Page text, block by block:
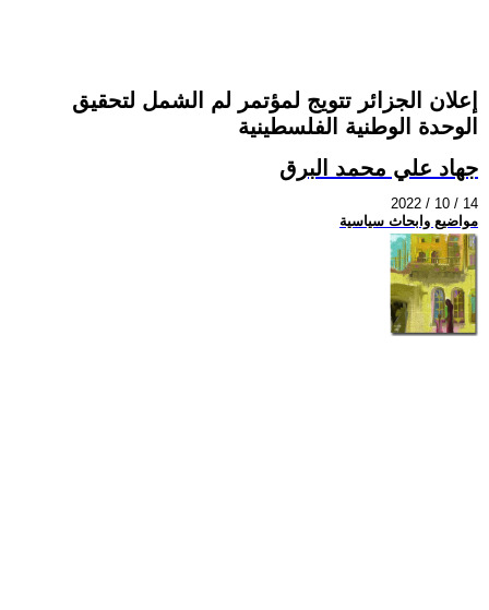
إعلان الجزائر تتويج لمؤتمر لم الشمل لتحقيق
الوحدة الوطنية الفلسطينية
جهاد علي محمد البرق
2022 / 10 / 14
مواضيع وابحاث سياسية